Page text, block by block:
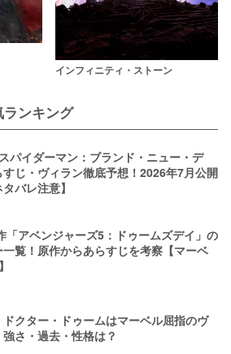
インフィニティ・ストーン
ランキング
パイダーマン：ブランド・ニュー・デ
すじ・ヴィラン徹底予想！2026年7月公開
バレ注意】
「アベンジャーズ5：ドゥームズデイ」の
一覧！原作からあらすじを考察【マーベ
ドクター・ドゥームはマーベル屈指のヴ
強さ・過去・性格は？